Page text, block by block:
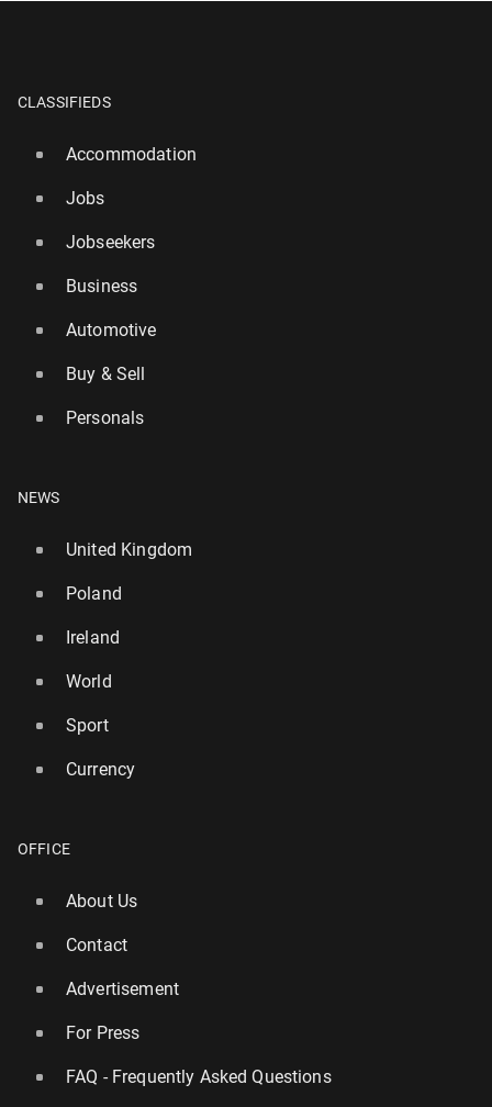
CLASSIFIEDS
Accommodation
Jobs
Jobseekers
Business
Automotive
Buy & Sell
Personals
NEWS
United Kingdom
Poland
Ireland
World
Sport
Currency
OFFICE
About Us
Contact
Advertisement
For Press
FAQ - Frequently Asked Questions